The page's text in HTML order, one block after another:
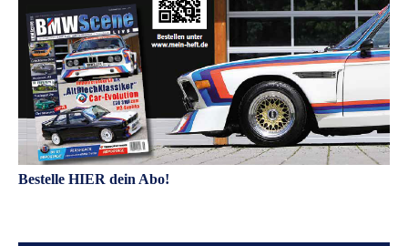
Bestelle HIER dein Abo!